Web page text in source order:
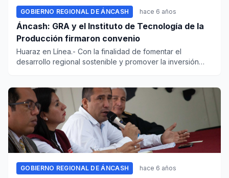
GOBIERNO REGIONAL DE ÁNCASH hace 6 años
Áncash: GRA y el Instituto de Tecnología de la
Producción firmaron convenio
Huaraz en Línea.- Con la finalidad de fomentar el
desarrollo regional sostenible y promover la inversión
GOBIERNO REGIONAL DE ÁNCASH hace 6 años